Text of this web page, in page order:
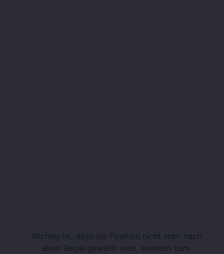
Wichtig ist, dass die Position nicht starr nach
einer Regel gewählt wird, sondern zum